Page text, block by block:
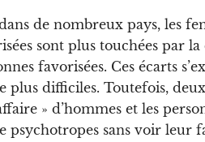
de nombreux pays, les
sont plus touchées par la
favorisées. Ces écarts
plus difficiles. Toutefois,
» d’hommes et les
psychotropes sans voir leur